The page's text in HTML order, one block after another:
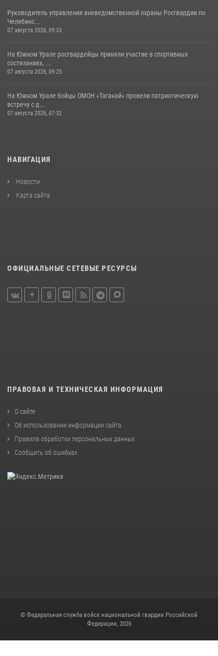
Руководитель управления вневедомственной охраны Росгвардии по
Челябинс...
07 августа 2026, 09:33
На Южном Урале росгвардейцы приняли участие в спортивных
состязаниях, ...
07 августа 2026, 09:25
На Южном Урале бойцы ОМОН «Таганай» провели патриотическую
встречу с д...
07 августа 2026, 07:32
НАВИГАЦИЯ
Новости
Карта сайта
ОФИЦИАЛЬНЫЕ СЕТЕВЫЕ РЕСУРСЫ
ПРАВОВАЯ И ТЕХНИЧЕСКАЯ ИНФОРМАЦИЯ
О сайте
Об использовании информации сайта
Правила обработки персональных данных
Сообщить об ошибках
© Федеральная служба войск национальной гвардии Российской
Федерации, 2026